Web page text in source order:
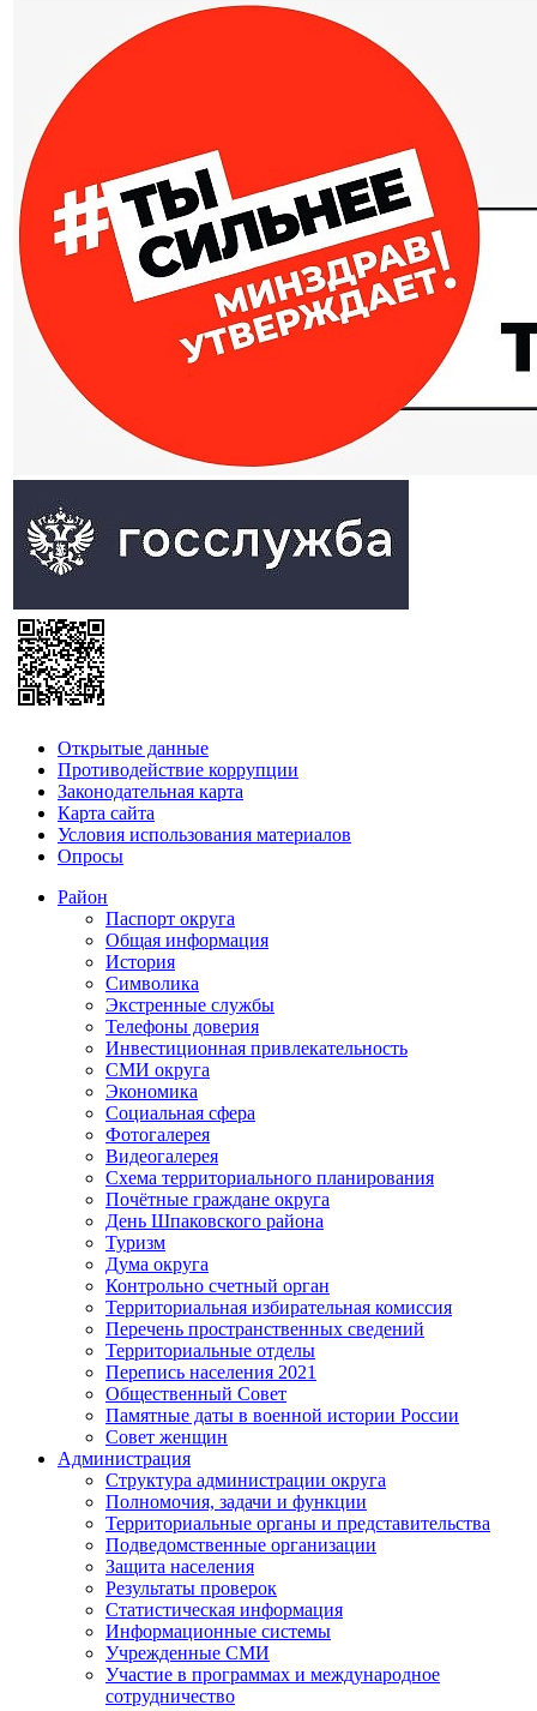
Открытые данные
Противодействие коррупции
Законодательная карта
Карта сайта
Условия использования материалов
Опросы
Район
Паспорт округа
Общая информация
История
Символика
Экстренные службы
Телефоны доверия
Инвестиционная привлекательность
СМИ округа
Экономика
Социальная сфера
Фотогалерея
Видеогалерея
Схема территориального планирования
Почётные граждане округа
День Шпаковского района
Туризм
Дума округа
Контрольно счетный орган
Территориальная избирательная комиссия
Перечень пространственных сведений
Территориальные отделы
Перепись населения 2021
Общественный Совет
Памятные даты в военной истории России
Совет женщин
Администрация
Структура администрации округа
Полномочия, задачи и функции
Территориальные органы и представительства
Подведомственные организации
Защита населения
Результаты проверок
Статистическая информация
Информационные системы
Учрежденные СМИ
Участие в программах и международное
сотрудничество